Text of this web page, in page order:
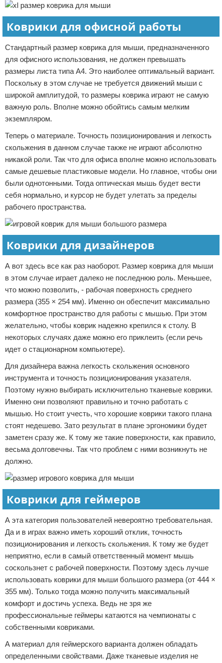
Коврики для офисной работы
Стандартный размер коврика для мыши, предназначенного
для офисного использования, не должен превышать
размеры листа типа А4. Это наиболее оптимальный вариант.
Поскольку в этом случае не требуется движений мыши с
широкой амплитудой, то размеры коврика играют не самую
важную роль. Вполне можно обойтись самым мелким
экземпляром.
Теперь о материале. Точность позиционирования и легкость
скольжения в данном случае также не играют абсолютно
никакой роли. Так что для офиса вполне можно использовать
самые дешевые пластиковые модели. Но главное, чтобы они
были однотонными. Тогда оптическая мышь будет вести
себя нормально, и курсор не будет улетать за пределы
рабочего пространства.
Коврики для дизайнеров
А вот здесь все как раз наоборот. Размер коврика для мыши
в этом случае играет далеко не последнюю роль. Меньшее,
что можно позволить, - рабочая поверхность среднего
размера (355 × 254 мм). Именно он обеспечит максимально
комфортное пространство для работы с мышью. При этом
желательно, чтобы коврик надежно крепился к столу. В
некоторых случаях даже можно его приклеить (если речь
идет о стационарном компьютере).
Для дизайнера важна легкость скольжения основного
инструмента и точность позиционирования указателя.
Поэтому нужно выбирать исключительно тканевые коврики.
Именно они позволяют правильно и точно работать с
мышью. Но стоит учесть, что хорошие коврики такого плана
стоят недешево. Зато результат в плане эргономики будет
заметен сразу же. К тому же такие поверхности, как правило,
весьма долговечны. Так что проблем с ними возникнуть не
должно.
Коврики для геймеров
А эта категория пользователей невероятно требовательная.
Да и в играх важно иметь хороший отклик, точность
позиционирования и легкость скольжения. К тому же будет
неприятно, если в самый ответственный момент мышь
соскользнет с рабочей поверхности. Поэтому здесь лучше
использовать коврики для мыши большого размера (от 444 ×
355 мм). Только тогда можно получить максимальный
комфорт и достичь успеха. Ведь не зря же
профессиональные геймеры катаются на чемпионаты с
собственными ковриками.
А материал для геймерского варианта должен обладать
определенными свойствами. Даже тканевые изделия не